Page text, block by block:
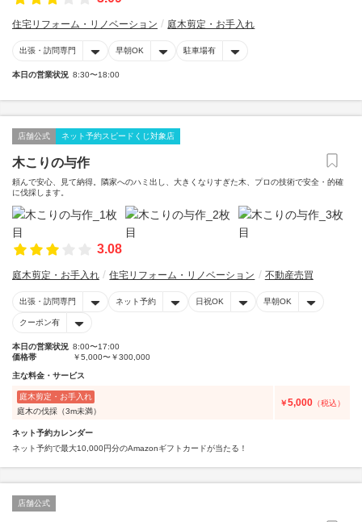
住宅リフォーム・リノベーション 庭木剪定・お手入れ
出張・訪問専門 早朝OK 駐車場有
本日の営業状況 8:30〜18:00
店舗公式 ネット予約スピードくじ対象店
木こりの与作
頼んで安心、見て納得。隣家へのハミ出し、大きくなりすぎた木、プロの技術で安全・的確
に伐採します。
3.08
庭木剪定・お手入れ 住宅リフォーム・リノベーション 不動産売買
出張・訪問専門 ネット予約 日祝OK 早朝OK
クーポン有
本日の営業状況 8:00〜17:00
価格帯
￥5,000〜￥300,000
主な料金・サービス
庭木剪定・お手入れ
庭木の伐採（3m未満）
￥5,000 （税込）
ネット予約カレンダー
ネット予約で最大10,000円分のAmazonギフトカードが当たる！
店舗公式